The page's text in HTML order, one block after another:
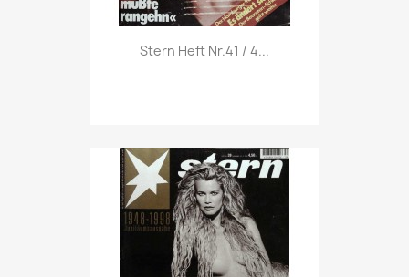
Vorschau
Stern Heft Nr.41 / 4...